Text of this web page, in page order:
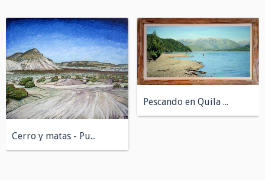
Cerro y matas - Puerto Madryn, Chubut 50...
Pescando en Quila Quina - San Martín de...